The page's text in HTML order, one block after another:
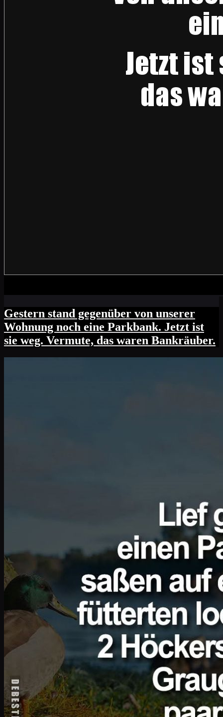
Gestern stand gegenüber von unserer
Wohnung noch eine Parkbank. Jetzt ist
sie weg. Vermute, das waren Bankräuber.